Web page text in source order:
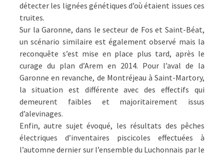
détecter les lignées génétiques d’où étaient issues ces
truites.
Sur la Garonne, dans le secteur de Fos et Saint-Béat,
un scénario similaire est également observé mais la
reconquête s’est mise en place plus tard, après le
curage du plan d’Arem en 2014. Pour l’aval de la
Garonne en revanche, de Montréjeau à Saint-Martory,
la situation est différente avec des effectifs qui
demeurent faibles et majoritairement issus
d’alevinages.
Enfin, autre sujet évoqué, les résultats des pêches
électriques d’inventaires piscicoles effectuées à
l’automne dernier sur l’ensemble du Luchonnais par le